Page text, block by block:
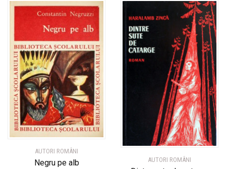
AUTORI ROMÂNI
Negru pe alb AUTORI ROMÂNI